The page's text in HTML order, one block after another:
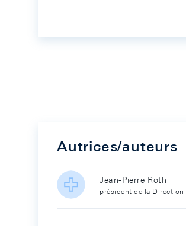
Autrices/auteurs
Jean-Pierre Roth
président de la Direction